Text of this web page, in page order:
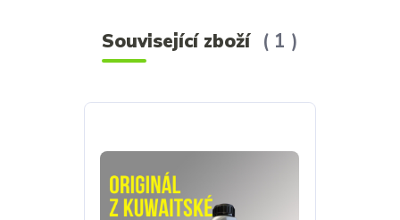
Související zboží 1